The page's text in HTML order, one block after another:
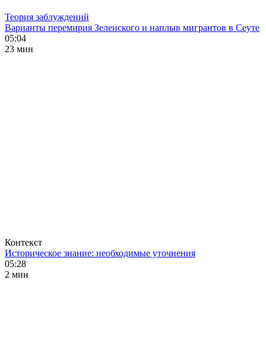
Теория заблуждений
Варианты перемирия Зеленского и наплыв мигрантов в Сеуте
05:04
23 мин
Контекст
Историческое знание: необходимые уточнения
05:28
2 мин